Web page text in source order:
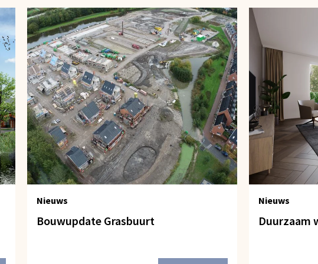
Nieuws
Bouwupdate Grasbuurt
Nieuws
Duurzaam